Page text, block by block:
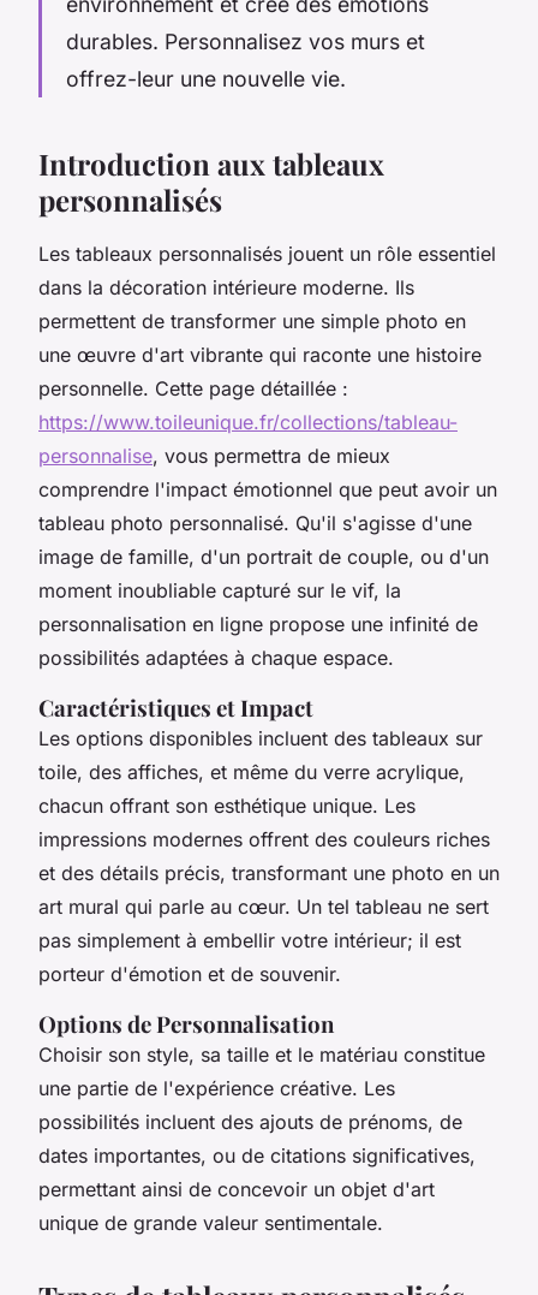
durables. Personnalisez vos murs et
offrez-leur une nouvelle vie.
Introduction aux tableaux
personnalisés
Les tableaux personnalisés jouent un rôle essentiel
dans la décoration intérieure moderne. Ils
permettent de transformer une simple photo en
une œuvre d'art vibrante qui raconte une histoire
personnelle. Cette page détaillée :
https://www.toileunique.fr/collections/tableau-
personnalise, vous permettra de mieux
comprendre l'impact émotionnel que peut avoir un
tableau photo personnalisé. Qu'il s'agisse d'une
image de famille, d'un portrait de couple, ou d'un
moment inoubliable capturé sur le vif, la
personnalisation en ligne propose une infinité de
possibilités adaptées à chaque espace.
Caractéristiques et Impact
Les options disponibles incluent des tableaux sur
toile, des affiches, et même du verre acrylique,
chacun offrant son esthétique unique. Les
impressions modernes offrent des couleurs riches
et des détails précis, transformant une photo en un
art mural qui parle au cœur. Un tel tableau ne sert
pas simplement à embellir votre intérieur; il est
porteur d'émotion et de souvenir.
Options de Personnalisation
Choisir son style, sa taille et le matériau constitue
une partie de l'expérience créative. Les
possibilités incluent des ajouts de prénoms, de
dates importantes, ou de citations significatives,
permettant ainsi de concevoir un objet d'art
unique de grande valeur sentimentale.